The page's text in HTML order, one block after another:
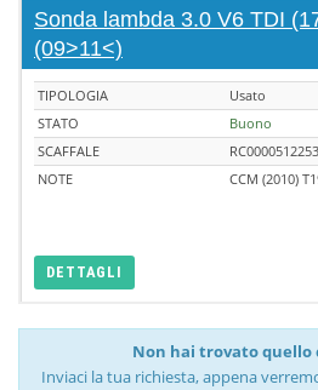
Sonda lambda 3.0 V6 TDI
(09>11<)
TIPOLOGIA
Usato
STATO
Buono
SCAFFALE
RC0000512253
NOTE
CCM (2010)
DETTAGLI
Non hai trovato quello
Inviaci la tua richiesta, appena